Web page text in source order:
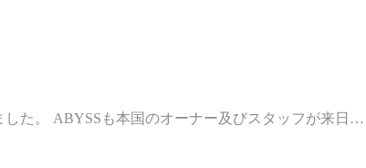
た。 ABYSSも本国のオーナー及びスタッフが来日…